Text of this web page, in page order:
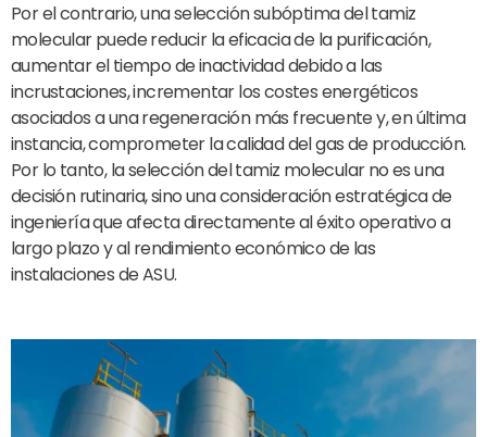
Por el contrario, una selección subóptima del tamiz
molecular puede reducir la eficacia de la purificación,
aumentar el tiempo de inactividad debido a las
incrustaciones, incrementar los costes energéticos
asociados a una regeneración más frecuente y, en última
instancia, comprometer la calidad del gas de producción.
Por lo tanto, la selección del tamiz molecular no es una
decisión rutinaria, sino una consideración estratégica de
ingeniería que afecta directamente al éxito operativo a
largo plazo y al rendimiento económico de las
instalaciones de ASU.